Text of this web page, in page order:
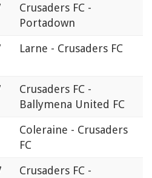
Crusaders FC -
Portadown
Larne - Crusaders FC
Crusaders FC -
Ballymena United FC
Coleraine - Crusaders
FC
Crusaders FC -